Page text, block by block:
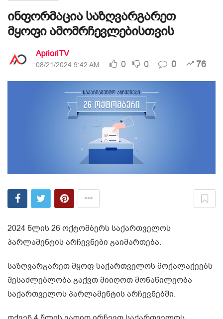
ინფორმაცია საზღვარგარეთ
მყოფი ამომრჩევლებისთვის
AprioriTV
08/21/2024 9:42 AM 0 0 0 76
2024 წლის 26 ოქტომბერს საქართველოს
პარლამენტის არჩევნები გაიმართება.
საზღვარგარეთ მყოფ საქართველოს მოქალაქეებს
შესაძლებლობა გაქვთ მიიღოთ მონაწილეობა
საქართველოს პარლამენტის არჩევნებში.